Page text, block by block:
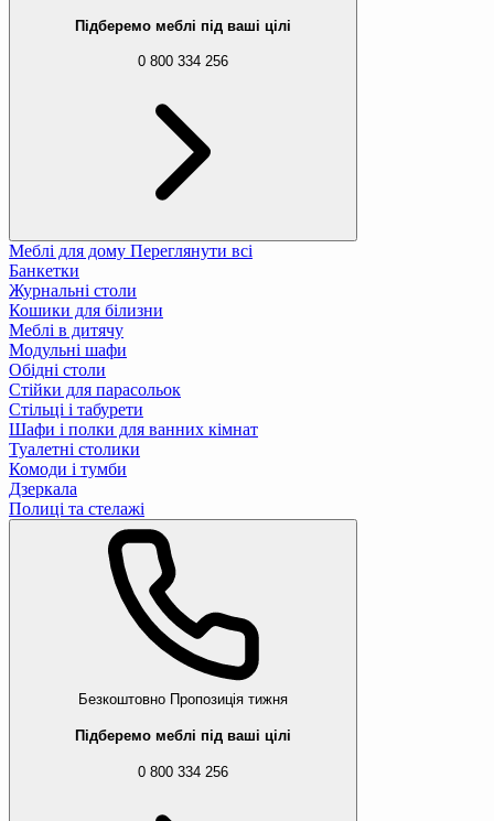
Підберемо меблі під ваші цілі
0 800 334 256
Меблі для дому Переглянути всі
Банкетки
Журнальні столи
Кошики для білизни
Меблі в дитячу
Модульні шафи
Обідні столи
Стійки для парасольок
Стільці і табурети
Шафи і полки для ванних кімнат
Туалетні столики
Комоди і тумби
Дзеркала
Полиці та стелажі
Безкоштовно Пропозиція тижня
Підберемо меблі під ваші цілі
0 800 334 256